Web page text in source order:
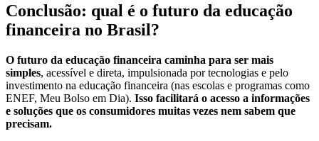
Conclusão: qual é o futuro da educação
financeira no Brasil?
O futuro da educação financeira caminha para ser mais
simples, acessível e direta, impulsionada por tecnologias e pelo
investimento na educação financeira (nas escolas e programas como
ENEF, Meu Bolso em Dia). Isso facilitará o acesso a informações
e soluções que os consumidores muitas vezes nem sabem que
precisam.